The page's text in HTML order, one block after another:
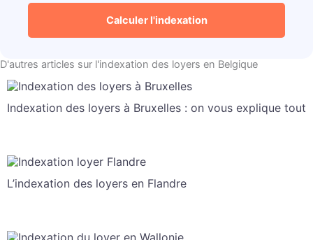
D'autres articles sur l'indexation des loyers en Belgique
Indexation des loyers à Bruxelles : on vous explique tout
L’indexation des loyers en Flandre